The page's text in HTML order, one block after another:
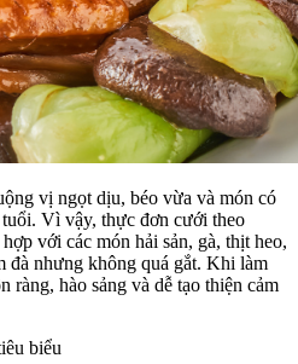
vị ngọt dịu, béo vừa và món có
Vì vậy, thực đơn cưới theo
với các món hải sản, gà, thịt heo,
đà nhưng không quá gắt. Khi làm
ràng, hào sảng và dễ tạo thiện cảm
biểu